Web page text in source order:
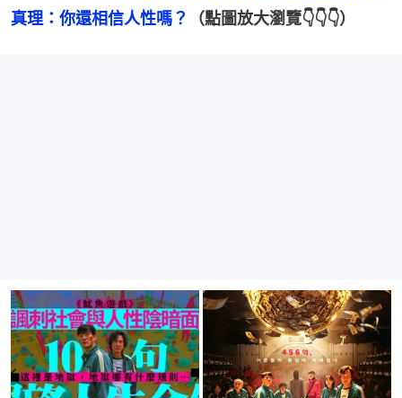
真理：你還相信人性嗎？
（點圖放大瀏覽👇👇👇）